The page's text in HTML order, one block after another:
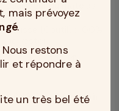
Epaisseur du matelas :
18 cm
Housse (Coutil) : 100%
4.5/ 5
649 € Découvrir
mais prévoyez
.
restons
et répondre à
un très bel été